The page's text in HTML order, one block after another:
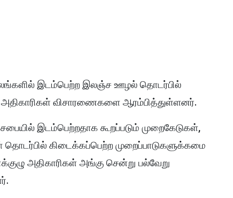
இடம்பெற்ற இலஞ்ச ஊழல் தொடர்பில்
விசாரணைகளை ஆரம்பித்துள்ளனர்.
இடம்பெற்றதாக கூறப்படும் முறைகேடுகள்,
கிடைக்கப்பெற்ற முறைப்பாடுகளுக்கமை
அதிகாரிகள் அங்கு சென்று பல்வேறு